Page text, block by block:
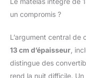
un compromis ?
L’argument central de
13 cm d’épaisseur ,
distingue des
rend la nuit difficile.